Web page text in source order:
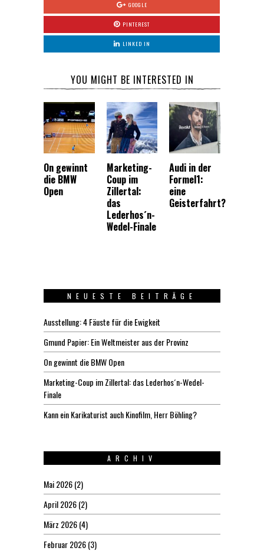
GOOGLE
PINTEREST
LINKED IN
YOU MIGHT BE INTERESTED IN
On gewinnt
die BMW
Open
Marketing-
Coup im
Zillertal:
das
Lederhos´n-
Wedel-Finale
Audi in der
Formel1:
eine
Geisterfahrt?
NEUESTE BEITRÄGE
Ausstellung: 4 Fäuste für die Ewigkeit
Gmund Papier: Ein Weltmeister aus der Provinz
On gewinnt die BMW Open
Marketing-Coup im Zillertal: das Lederhos´n-Wedel-
Finale
Kann ein Karikaturist auch Kinofilm, Herr Böhling?
ARCHIV
Mai 2026(2)
April 2026(2)
März 2026(4)
Februar 2026(3)